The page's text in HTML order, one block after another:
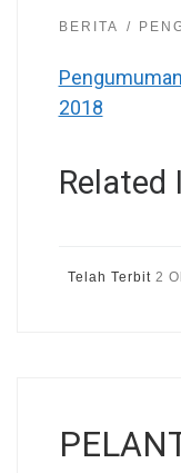
BERITA
2018
Related
Telah Terbit 2